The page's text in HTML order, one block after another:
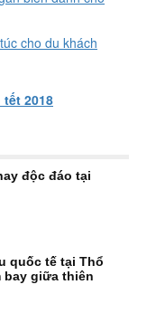
cho du khách
2018
độc đáo tại
quốc tế tại Thổ
bay giữa thiên